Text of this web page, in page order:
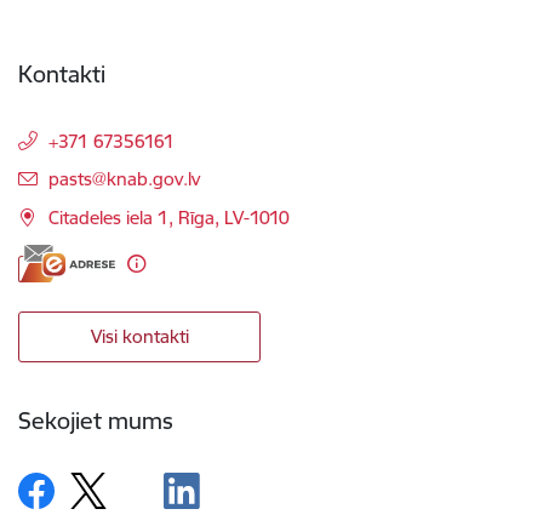
Kontakti
+371 67356161
E-pasts:
pasts@knab.gov.lv
Citadeles iela 1, Rīga, LV-1010
Visi kontakti
Sekojiet mums